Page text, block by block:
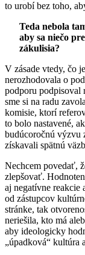
to urobí bez toho,
Teda nebola
aby sa niečo
zákulisia?
V zásade vtedy, čo
nerozhodovala o
podporu podpisoval
sme si na radu
komisie, ktorí
to bolo nastavené,
budúcoročnú výzvu
získavali spätnú
Nechcem povedať,
zlepšovať.
aj negatívne
od zástupcov
stránke, tak
neriešila, kto má
aby ideologicky
„úpadková“ kultúra